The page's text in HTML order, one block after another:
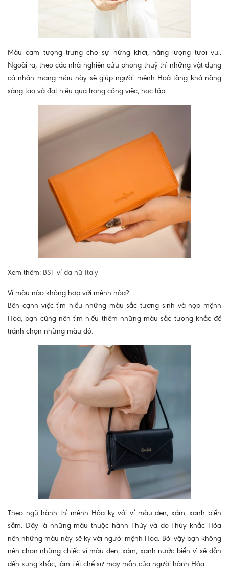
Màu cam tượng trưng cho sự hứng khởi, năng lượng tươi vui.
Ngoài ra, theo các nhà nghiên cứu phong thuỷ thì những vật dụng
cá nhân mang màu này sẽ giúp người mệnh Hoả tăng khả năng
sáng tạo và đạt hiệu quả trong công việc, học tập.
Xem thêm: BST ví da nữ Italy
Ví màu nào không hợp với mệnh hỏa?
Bên cạnh việc tìm hiểu những màu sắc tương sinh và hợp mệnh
Hỏa, bạn cũng nên tìm hiểu thêm những màu sắc tương khắc để
tránh chọn những màu đó.
Theo ngũ hành thì mệnh Hỏa kỵ với ví màu đen, xám, xanh biển
sẫm. Đây là những màu thuộc hành Thủy và do Thủy khắc Hỏa
nên những màu này sẽ kỵ với người mệnh Hỏa. Bởi vậy bạn không
nên chọn những chiếc ví màu đen, xám, xanh nước biển vì sẽ dẫn
đến xung khắc, làm tiết chế sự may mắn của người hành Hỏa.